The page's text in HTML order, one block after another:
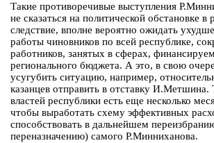
Такие противоречивые выступления
не сказаться на политической обстановке в
следствие, вполне вероятно ожидать
работы чиновников по всей республике,
работников, занятых в сферах,
регионального бюджета. А это, в свою
усугубить ситуацию, например,
казанцев отправить в отставку И.Метшина.
властей республики есть еще несколько
чтобы выработать схему эффективных
способствовать в дальнейшем
переназначению) самого Р.Минниханова.